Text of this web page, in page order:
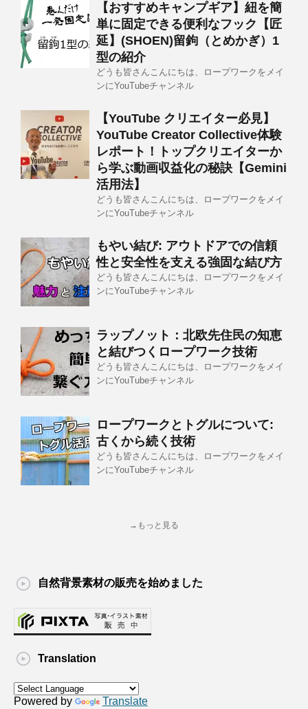
【おすすめキャンプギア】紐を簡
単に固定できる便利なフック【匠
延】(SHOEN)留鉤（とめかぎ）1
型の紹介
どうも皆さんこんにちは、ロープワークをメイ
ンにYouTubeチャンネル
【YouTube クリエイター必見】
YouTube Creator Collective体験
レポート！トップクリエイターか
ら学ぶ動画収益化の秘訣【Gemini
活用法】
どうも皆さんこんにちは、ロープワークをメイ
ンにYouTubeチャンネル
もやい結び: アウトドアでの信頼
性と安全性を支える強固な結び方
どうも皆さんこんにちは、ロープワークをメイ
ンにYouTubeチャンネル
ラップノット：北欧先住民の知恵
と結びつくロープワーク技術
どうも皆さんこんにちは、ロープワークをメイ
ンにYouTubeチャンネル
ロープワークとトグルについて:
古くから続く技術
どうも皆さんこんにちは、ロープワークをメイ
ンにYouTubeチャンネル
→もっと見る
自然背景素材の販売を始めました
Translation
Powered by Translate